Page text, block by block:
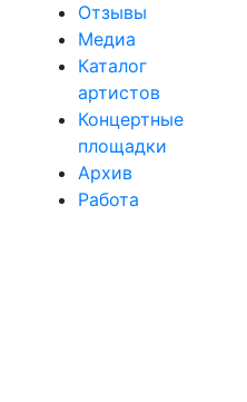
Отзывы
Медиа
Каталог
артистов
Концертные
площадки
Архив
Работа